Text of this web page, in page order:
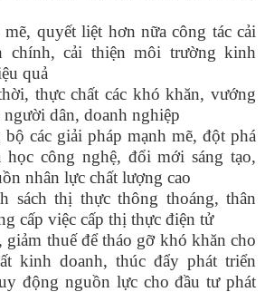
quyết liệt hơn nữa công tác cải
chính, cải thiện môi trường kinh
quả
thực chất các khó khăn, vướng
dân, doanh nghiệp
các giải pháp mạnh mẽ, đột phá
học công nghệ, đổi mới sáng tạo,
nhân lực chất lượng cao
sách thị thực thông thoáng, thân
cấp việc cấp thị thực điện tử
giảm thuế để tháo gỡ khó khăn cho
kinh doanh, thúc đẩy phát triển
động nguồn lực cho đầu tư phát